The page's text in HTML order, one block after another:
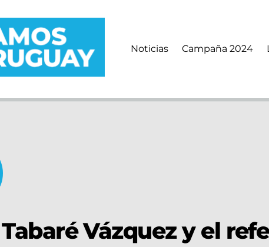
Noticias
Campaña 2024
Vázquez y el